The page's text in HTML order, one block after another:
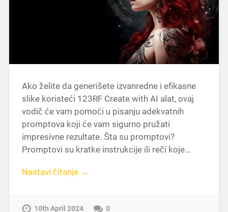
Ako želite da generišete izvanredne i efikasne
slike koristeći 123RF Create with AI alat, ovaj
vodič će vam pomoći u pisanju adekvatnih
promptova koji će vam sigurno pružati
impresivne rezultate. Šta su promptovi?
Promptovi su kratke instrukcije ili reči koje…
Nastavi čitanje →
10th April 2024 0